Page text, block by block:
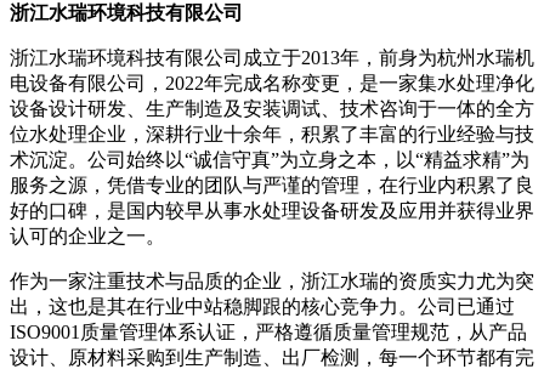
浙江水瑞环境科技有限公司
浙江水瑞环境科技有限公司成立于2013年，前身为杭州水瑞机
电设备有限公司，2022年完成名称变更，是一家集水处理净化
设备设计研发、生产制造及安装调试、技术咨询于一体的全方
位水处理企业，深耕行业十余年，积累了丰富的行业经验与技
术沉淀。公司始终以“诚信守真”为立身之本，以“精益求精”为
服务之源，凭借专业的团队与严谨的管理，在行业内积累了良
好的口碑，是国内较早从事水处理设备研发及应用并获得业界
认可的企业之一。
作为一家注重技术与品质的企业，浙江水瑞的资质实力尤为突
出，这也是其在行业中站稳脚跟的核心竞争力。公司已通过
ISO9001质量管理体系认证，严格遵循质量管理规范，从产品
设计、原材料采购到生产制造、出厂检测，每一个环节都有完